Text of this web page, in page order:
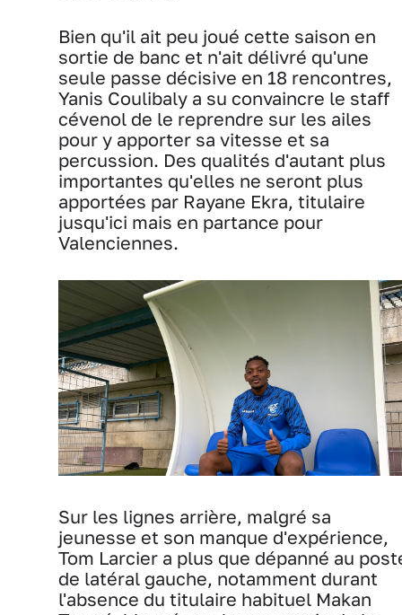
Bien qu'il ait peu joué cette saison en
sortie de banc et n'ait délivré qu'une
seule passe décisive en 18 rencontres,
Yanis Coulibaly a su convaincre le staff
cévenol de le reprendre sur les ailes
pour y apporter sa vitesse et sa
percussion. Des qualités d'autant plus
importantes qu'elles ne seront plus
apportées par Rayane Ekra, titulaire
jusqu'ici mais en partance pour
Valenciennes.
Sur les lignes arrière, malgré sa
jeunesse et son manque d'expérience,
Tom Larcier a plus que dépanné au
de latéral gauche, notamment durant
l'absence du titulaire habituel Makan